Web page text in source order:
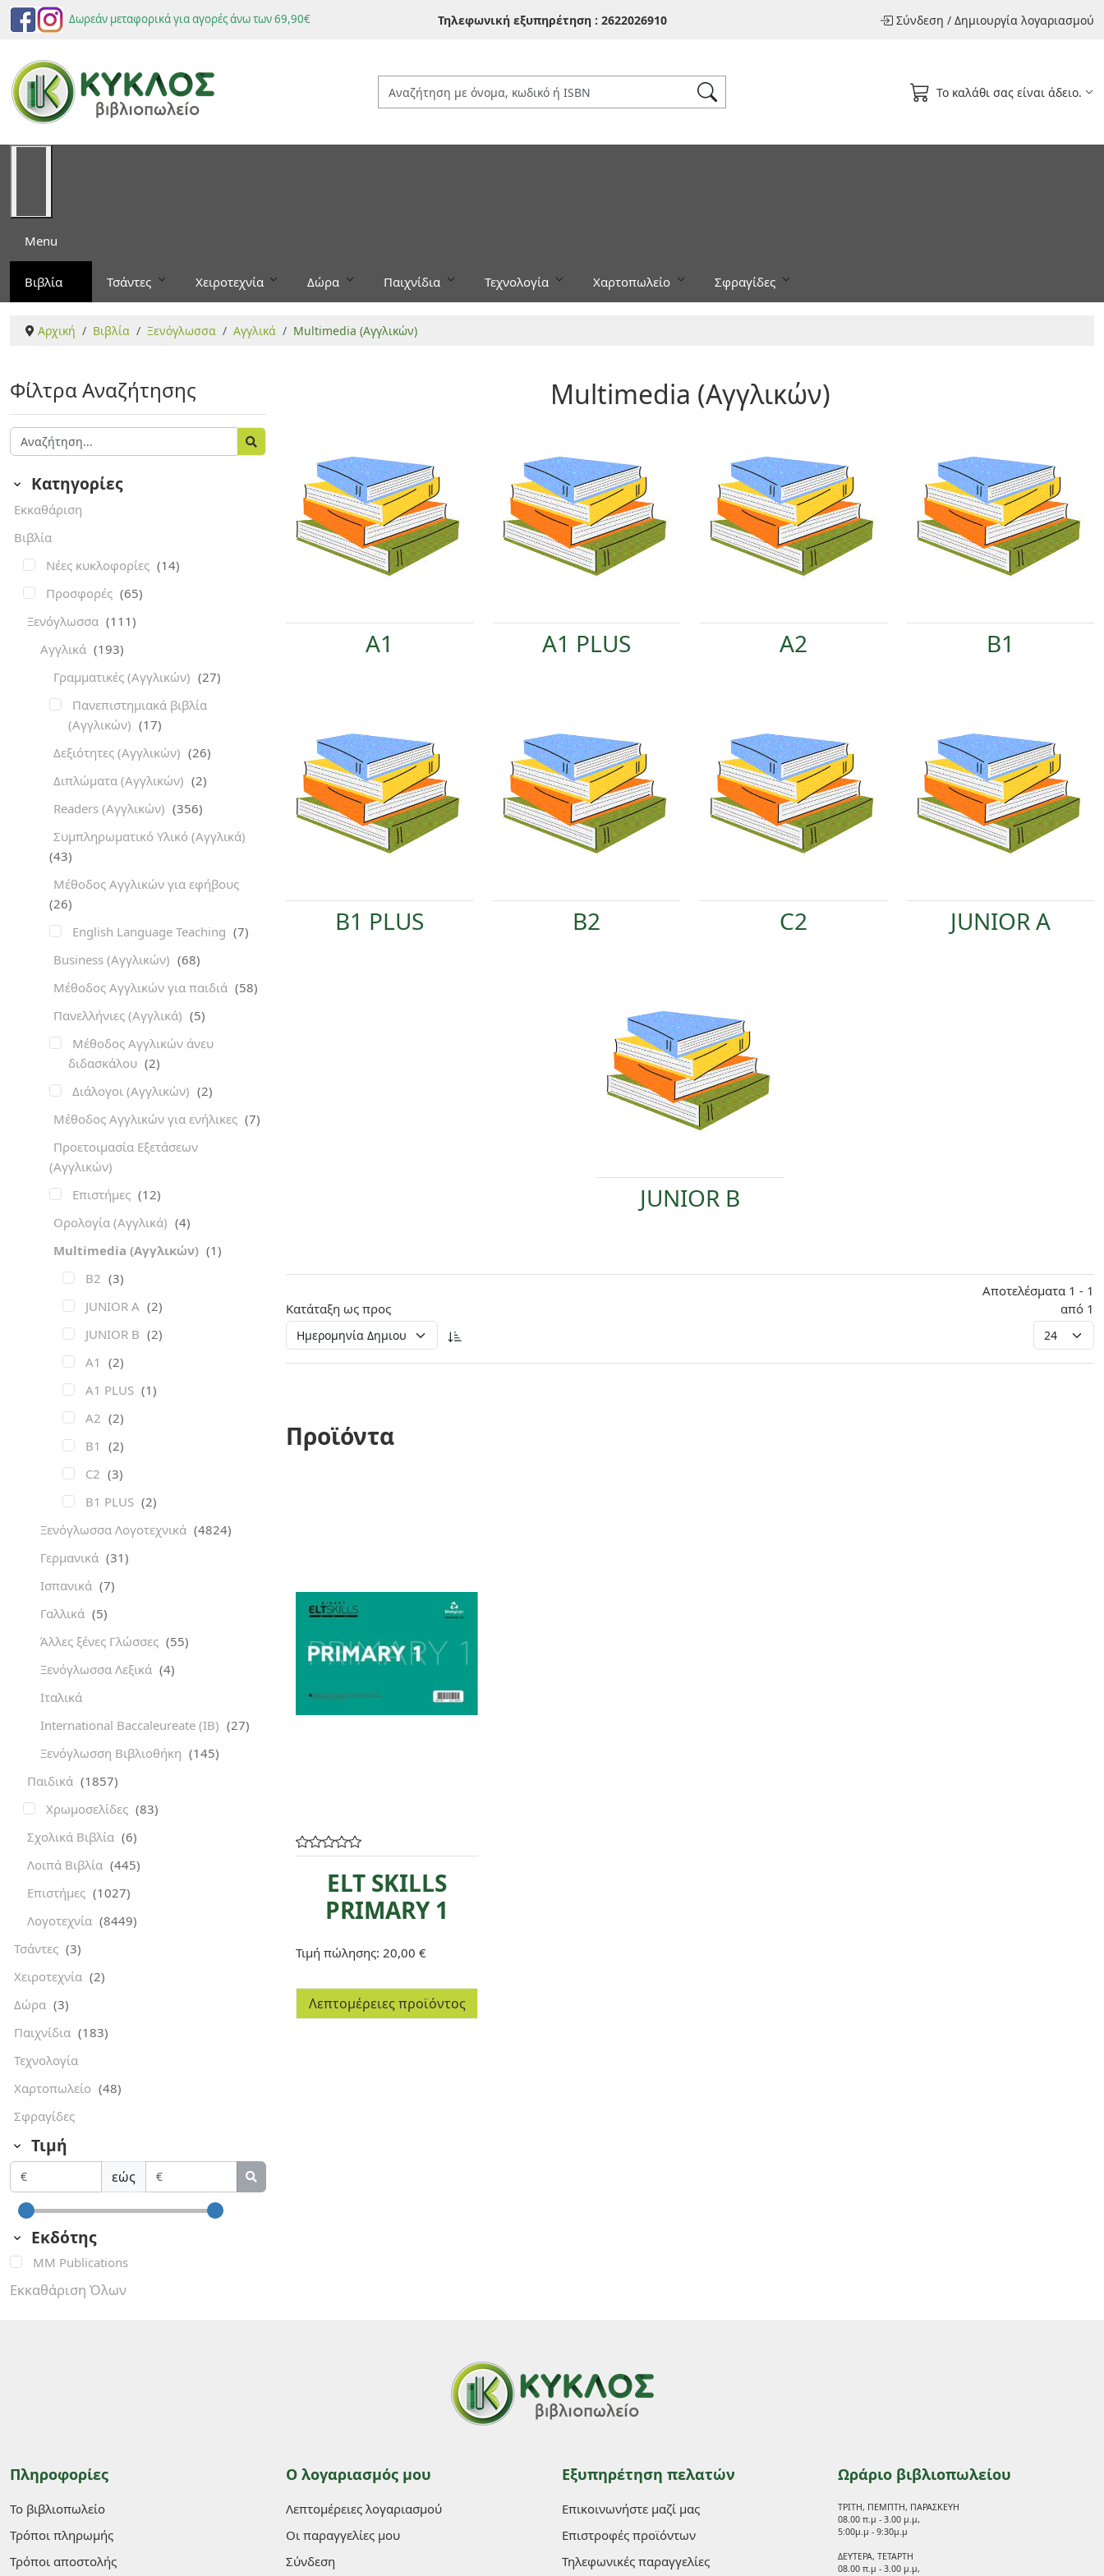
Δωρεάν μεταφορικά για αγορές άνω των 69,90€ Τηλεφωνική εξυπηρέτηση : 2622026910 Σύνδεση / Δημιουργία λογαριασμού
Το καλάθι σας είναι άδειο.
Menu
Βιβλία Τσάντες Χειροτεχνία Δώρα Παιχνίδια Τεχνολογία Χαρτοπωλείο Σφραγίδες
Αρχική Βιβλία Ξενόγλωσσα Αγγλικά Multimedia (Αγγλικών)
Multimedia (Αγγλικών)
A1 A1 PLUS A2 B1
B1 PLUS B2 C2 JUNIOR A
JUNIOR B
Κατάταξη ως προς
Αποτελέσματα 1 - 1
από 1
Προϊόντα
ELT SKILLS
PRIMARY 1
Τιμή πώλησης: 20,00 €
Λεπτομέρειες προϊόντος
Φίλτρα Αναζήτησης
Κατηγορίες
Εκκαθάριση
Βιβλία
Νέες κυκλοφορίες (14)
Προσφορές (65)
Ξενόγλωσσα (111)
Αγγλικά (193)
Γραμματικές (Αγγλικών) (27)
Πανεπιστημιακά βιβλία
(Αγγλικών) (17)
Δεξιότητες (Αγγλικών) (26)
Διπλώματα (Αγγλικών) (2)
Readers (Αγγλικών) (356)
Συμπληρωματικό Υλικό (Αγγλικά)
(43)
Μέθοδος Αγγλικών για εφήβους
(26)
English Language Teaching (7)
Business (Αγγλικών) (68)
Μέθοδος Αγγλικών για παιδιά (58)
Πανελλήνιες (Αγγλικά) (5)
Μέθοδος Αγγλικών άνευ
διδασκάλου (2)
Διάλογοι (Αγγλικών) (2)
Μέθοδος Αγγλικών για ενήλικες (7)
Προετοιμασία Εξετάσεων
(Αγγλικών)
Επιστήμες (12)
Ορολογία (Αγγλικά) (4)
Multimedia (Αγγλικών) (1)
B2 (3)
JUNIOR A (2)
JUNIOR B (2)
A1 (2)
A1 PLUS (1)
A2 (2)
B1 (2)
C2 (3)
B1 PLUS (2)
Ξενόγλωσσα Λογοτεχνικά (4824)
Γερμανικά (31)
Ισπανικά (7)
Γαλλικά (5)
Άλλες ξένες Γλώσσες (55)
Ξενόγλωσσα Λεξικά (4)
Ιταλικά
International Baccaleureate (IB) (27)
Ξενόγλωσση Βιβλιοθήκη (145)
Παιδικά (1857)
Χρωμοσελίδες (83)
Σχολικά Βιβλία (6)
Λοιπά Βιβλία (445)
Επιστήμες (1027)
Λογοτεχνία (8449)
Τσάντες (3)
Χειροτεχνία (2)
Δώρα (3)
Παιχνίδια (183)
Τεχνολογία
Χαρτοπωλείο (48)
Σφραγίδες
Τιμή
εώς
Εκδότης
MM Publications
Εκκαθάριση Όλων
Πληροφορίες
Το βιβλιοπωλείο
Τρόποι πληρωμής
Τρόποι αποστολής
Ο λογαριασμός μου
Λεπτομέρειες λογαριασμού
Οι παραγγελίες μου
Σύνδεση
Εξυπηρέτηση πελατών
Επικοινωνήστε μαζί μας
Επιστροφές προϊόντων
Τηλεφωνικές παραγγελίες
Ωράριο βιβλιοπωλείου
ΤΡΙΤΗ, ΠΕΜΠΤΗ, ΠΑΡΑΣΚΕΥΗ
08.00 π.μ - 3.00 μ.μ,
5:00μ.μ - 9:30μ.μ
ΔΕΥΤΕΡΑ, ΤΕΤΑΡΤΗ
08.00 π.μ - 3.00 μ.μ,